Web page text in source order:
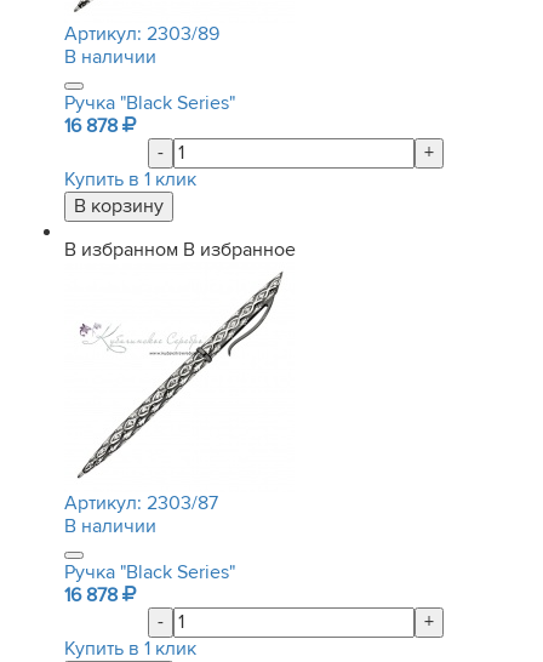
Артикул: 2303/89
В наличии
Ручка "Black Series"
16 878
-
+
Купить в 1 клик
В избранном В избранное
Артикул: 2303/87
В наличии
Ручка "Black Series"
16 878
-
+
Купить в 1 клик